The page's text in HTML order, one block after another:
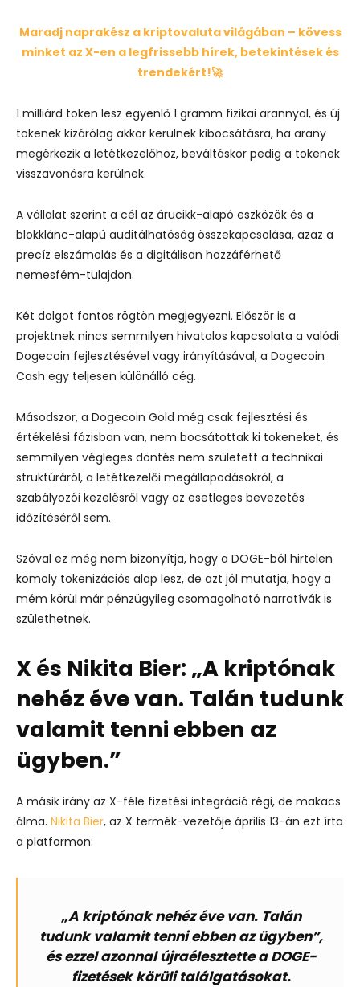
Maradj naprakész a kriptovaluta világában – kövess
minket az X-en a legfrissebb hírek, betekintések és
trendekért!🚀
1 milliárd token lesz egyenlő 1 gramm fizikai arannyal, és új
tokenek kizárólag akkor kerülnek kibocsátásra, ha arany
megérkezik a letétkezelőhöz, beváltáskor pedig a tokenek
visszavonásra kerülnek.
A vállalat szerint a cél az árucikk-alapó eszközök és a
blokklánc-alapú auditálhatóság összekapcsolása, azaz a
precíz elszámolás és a digitálisan hozzáférhető
nemesfém-tulajdon.
Két dolgot fontos rögtön megjegyezni. Először is a
projektnek nincs semmilyen hivatalos kapcsolata a valódi
Dogecoin fejlesztésével vagy irányításával, a Dogecoin
Cash egy teljesen különálló cég.
Másodszor, a Dogecoin Gold még csak fejlesztési és
értékelési fázisban van, nem bocsátottak ki tokeneket, és
semmilyen végleges döntés nem született a technikai
struktúráról, a letétkezelői megállapodásokról, a
szabályozói kezelésről vagy az esetleges bevezetés
időzítéséről sem.
Szóval ez még nem bizonyítja, hogy a DOGE-ból hirtelen
komoly tokenizációs alap lesz, de azt jól mutatja, hogy a
mém körül már pénzügyileg csomagolható narratívák is
születhetnek.
X és Nikita Bier: „A kriptónak
nehéz éve van. Talán tudunk
valamit tenni ebben az
ügyben.”
A másik irány az X-féle fizetési integráció régi, de makacs
álma. Nikita Bier, az X termék-vezetője április 13-án ezt írta
a platformon:
„A kriptónak nehéz éve van. Talán
tudunk valamit tenni ebben az ügyben”,
és ezzel azonnal újraélesztette a DOGE-
fizetések körüli találgatásokat.